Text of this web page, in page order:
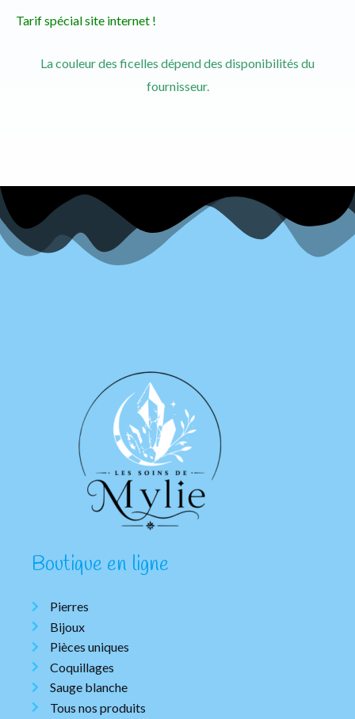
Tarif spécial site internet !
La couleur des ficelles dépend des disponibilités du
fournisseur.
Boutique en ligne
Pierres
Bijoux
Pièces uniques
Coquillages
Sauge blanche
Tous nos produits